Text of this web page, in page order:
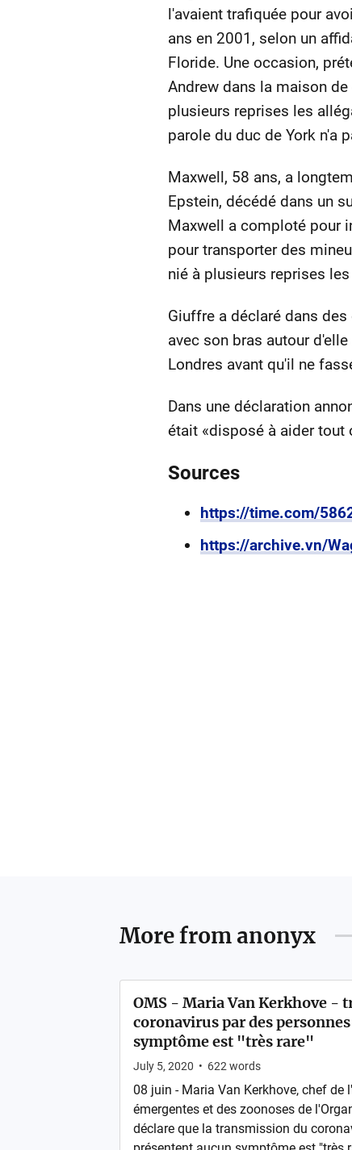
l'avaient trafiquée pour
ans en 2001, selon un
Floride. Une occasion,
Andrew dans la maison
plusieurs reprises les
parole du duc de York n'a
Maxwell, 58 ans, a
Epstein, décédé dans un
Maxwell a comploté pour
pour transporter des
nié à plusieurs reprises
Giuffre a déclaré dans
avec son bras autour
Londres avant qu'il ne
Dans une déclaration
était «disposé à aider tout
Sources
https://time.com/
https://archive.vn/
More from anonyx
OMS - Maria Van Kerkhove -
coronavirus par des
symptôme est "très rare"
July 5, 2020 • 622 words
08 juin - Maria Van Kerkhove, chef de
émergentes et des zoonoses de
déclare que la transmission du